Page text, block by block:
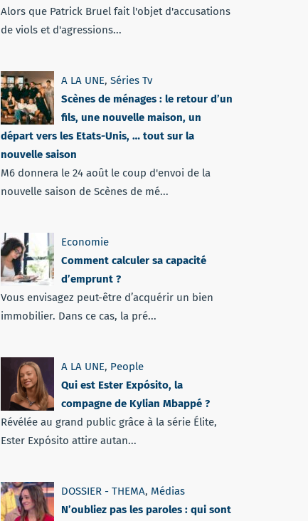
Alors que Patrick Bruel fait l'objet d'accusations
de viols et d'agressions...
A LA UNE, Séries Tv
Scènes de ménages : le retour d’un
fils, une nouvelle maison, un
départ vers les Etats-Unis, … tout sur la
nouvelle saison
M6 donnera le 24 août le coup d'envoi de la
nouvelle saison de Scènes de mé...
Economie
Comment calculer sa capacité
d’emprunt ?
Vous envisagez peut-être d’acquérir un bien
immobilier. Dans ce cas, la pré...
A LA UNE, People
Qui est Ester Expósito, la
compagne de Kylian Mbappé ?
Révélée au grand public grâce à la série Élite,
Ester Expósito attire autan...
DOSSIER - THEMA, Médias
N’oubliez pas les paroles : qui sont